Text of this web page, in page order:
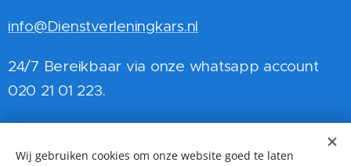
info@Dienstverleningkars.nl
24/7 Bereikbaar via onze whatsapp account
020 21 01 223.
BTW nr: NL865426272B01
Wij gebruiken cookies om onze website goed te laten